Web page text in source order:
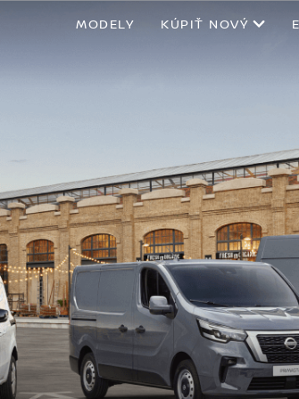
MODELY KÚPIŤ NOVÝ